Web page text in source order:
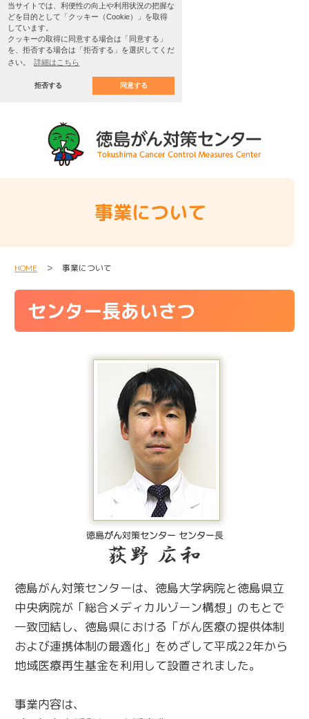
当サイトでは、利便性の向上や利用状況の把握な
どを目的として「クッキー（Cookie）」を取得
しています。
クッキーの取得に同意する場合は「同意する」
を、拒否する場合は「拒否する」を選択してくだ
さい。
詳細はこちら
拒否する 同意する
事業について
HOME ＞ 事業について
センター長あいさつ
徳島がん対策センターは、徳島大学病院と徳島県立
中央病院が「総合メディカルゾーン構想」のもとで
一致団結し、徳島県における「がん医療の提供体制
および連携体制の最適化」をめざして平成22年から
地域医療再生基金を利用して設置されました。
事業内容は、